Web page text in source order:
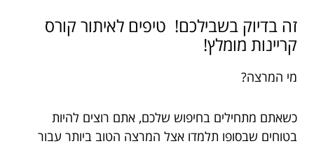
זה בדיוק בשבילכם! טיפים לאיתור קורס
קריינות מומלץ!
מי המרצה?
כשאתם מתחילים בחיפוש שלכם, אתם רוצים להיות
בטוחים שבסופו תלמדו אצל המרצה הטוב ביותר עבור